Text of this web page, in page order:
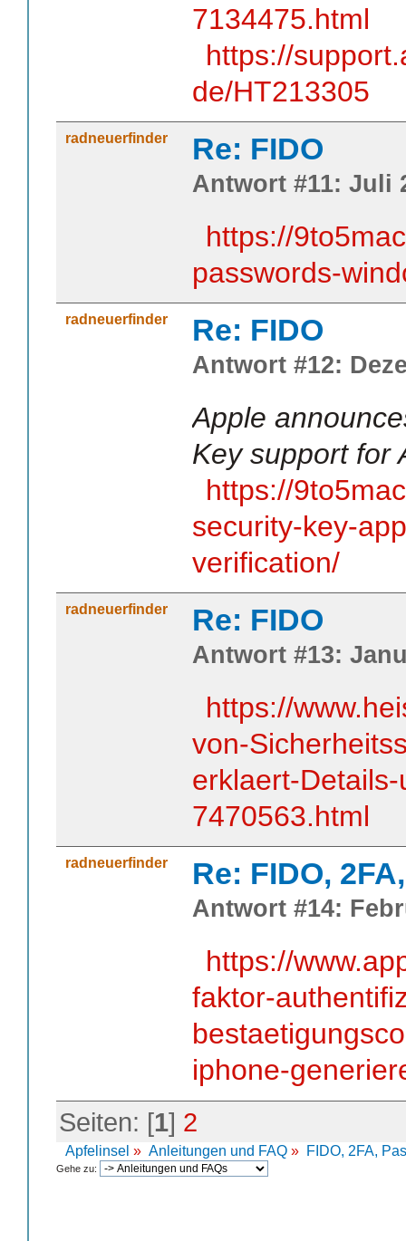
7134475.html
https://
de/HT213305
radneuerfinder Re: FIDO
Antwort #11: Juli
https://
passwords-
radneuerfinder Re: FIDO
Antwort #12:
Apple
Key support for
https://
security-key-
verification/
radneuerfinder Re: FIDO
Antwort #13:
https://
von-
erklaert-
7470563.html
radneuerfinder Re: FIDO,
Antwort #14:
https://
faktor-
iphone-
Seiten: [1] 2
Apfelinsel » Anleitungen und FAQ » FIDO, 2FA,
Gehe zu: